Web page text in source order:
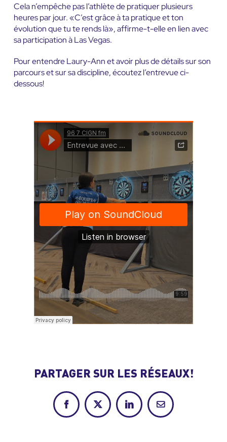
Cela n’empêche pas l’athlète de pratiquer plusieurs
heures par jour. «C’est grâce à ta pratique et ton
évolution que tu te rends là», affirme-t-elle en lien avec
sa participation à Las Vegas.
Pour entendre Laury-Ann et avoir plus de détails sur son
parcours et sur sa discipline, écoutez l’entrevue ci-
dessous!
PARTAGER SUR LES RÉSEAUX!
FacebookX LinkedInCourriel